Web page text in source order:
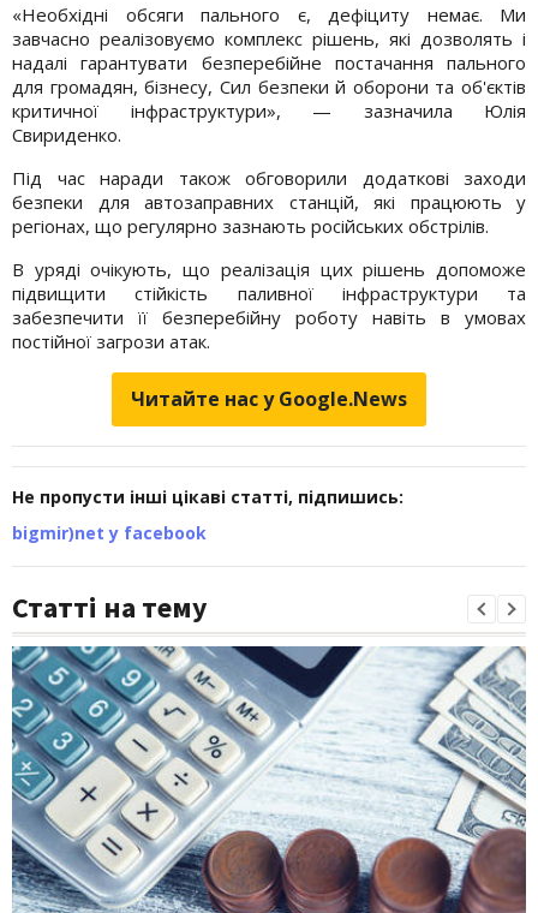
«Необхідні обсяги пального є, дефіциту немає. Ми
завчасно реалізовуємо комплекс рішень, які дозволять і
надалі гарантувати безперебійне постачання пального
для громадян, бізнесу, Сил безпеки й оборони та об'єктів
критичної інфраструктури», — зазначила Юлія
Свириденко.
Під час наради також обговорили додаткові заходи
безпеки для автозаправних станцій, які працюють у
регіонах, що регулярно зазнають російських обстрілів.
В уряді очікують, що реалізація цих рішень допоможе
підвищити стійкість паливної інфраструктури та
забезпечити її безперебійну роботу навіть в умовах
постійної загрози атак.
Читайте нас у Google.News
Не пропусти інші цікаві статті, підпишись:
bigmir)net у facebook
Статті на тему